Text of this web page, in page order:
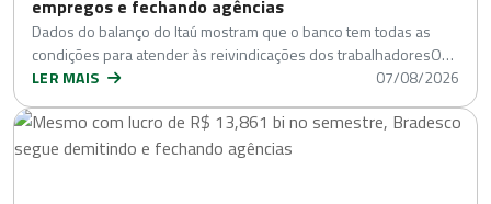
empregos e fechando agências
Dados do balanço do Itaú mostram que o banco tem todas as
condições para atender às reivindicações dos trabalhadoresO…
LER MAIS
07/08/2026